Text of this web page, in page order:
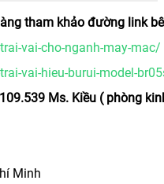
tham khảo đường link
vai-cho-nganh-may-mac/
vai-hieu-burui-model-
Ms. Kiều ( phòng
Minh